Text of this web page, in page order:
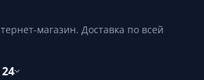
магазин. Доставка по всей